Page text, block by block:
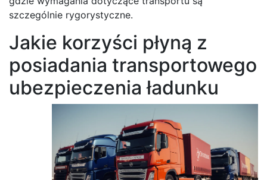
szczególnie rygorystyczne.
Jakie korzyści płyną z
posiadania transportowego
ubezpieczenia ładunku